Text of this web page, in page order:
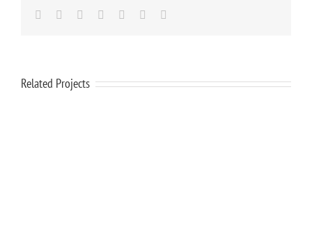
Facebook
TwitterLinkedinGoogle+
TumblrPinterest
Related Projects